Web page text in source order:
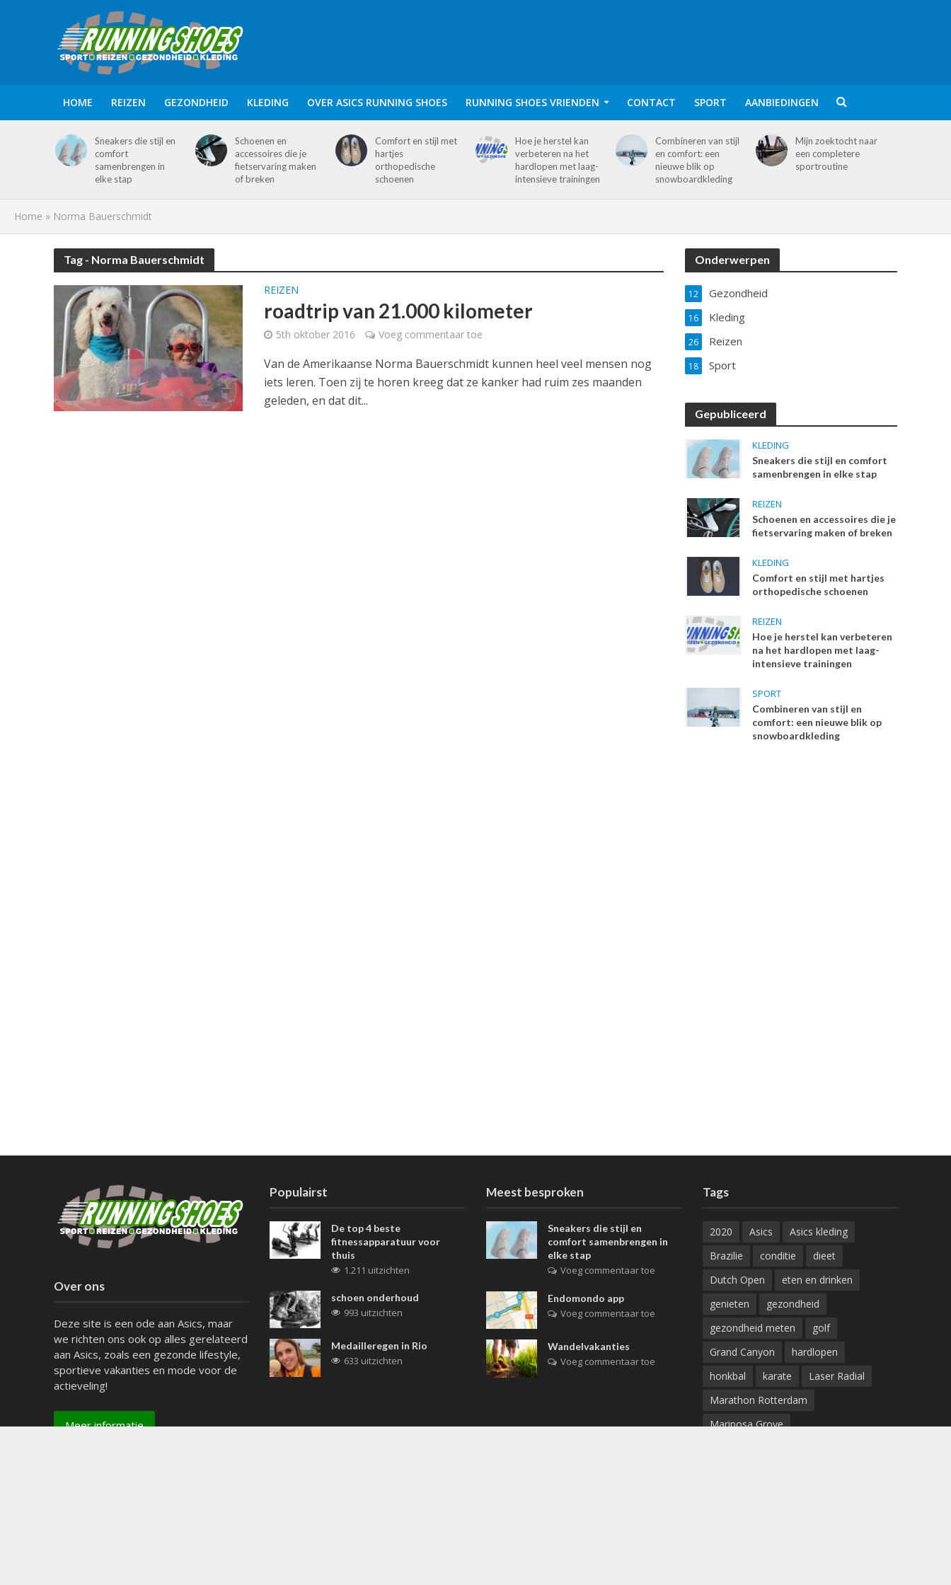
HOME REIZEN GEZONDHEID KLEDING OVER ASICS RUNNING SHOES RUNNING SHOES VRIENDEN CONTACT SPORT AANBIEDINGEN
Sneakers die stijl en
comfort
samenbrengen in
elke stap
Schoenen en
accessoires die je
fietservaring maken
of breken
Comfort en stijl met
hartjes
orthopedische
schoenen
Hoe je herstel kan
verbeteren na het
hardlopen met laag-
intensieve trainingen
Combineren van stijl
en comfort: een
nieuwe blik op
snowboardkleding
Mijn zoektocht naar
een completere
sportroutine
Home » Norma Bauerschmidt
Tag - Norma Bauerschmidt
REIZEN
roadtrip van 21.000 kilometer
5th oktober 2016 Voeg commentaar toe
Van de Amerikaanse Norma Bauerschmidt kunnen heel veel mensen nog
iets leren. Toen zij te horen kreeg dat ze kanker had ruim zes maanden
geleden, en dat dit...
Onderwerpen
Gezondheid
12
Kleding
16
Reizen
26
Sport
18
Gepubliceerd
KLEDING
Sneakers die stijl en comfort
samenbrengen in elke stap
REIZEN
Schoenen en accessoires die je
fietservaring maken of breken
KLEDING
Comfort en stijl met hartjes
orthopedische schoenen
REIZEN
Hoe je herstel kan verbeteren
na het hardlopen met laag-
intensieve trainingen
SPORT
Combineren van stijl en
comfort: een nieuwe blik op
snowboardkleding
Over ons
Deze site is een ode aan Asics, maar
we richten ons ook op alles gerelateerd
aan Asics, zoals een gezonde lifestyle,
sportieve vakanties en mode voor de
actieveling!
Meer informatie
Populairst
De top 4 beste
fitnessapparatuur voor
thuis
1.211 uitzichten
schoen onderhoud
993 uitzichten
Medailleregen in Rio
633 uitzichten
Meest besproken
Sneakers die stijl en
comfort samenbrengen in
elke stap
Voeg commentaar toe
Endomondo app
Voeg commentaar toe
Wandelvakanties
Voeg commentaar toe
Tags
2020 Asics
Asics kleding
Brazilie
conditie
dieet
Dutch Open
eten en drinken
genieten
gezondheid
gezondheid meten
golf
Grand Canyon
hardlopen
honkbal
karate
Laser Radial
Marathon Rotterdam
Mariposa Grove